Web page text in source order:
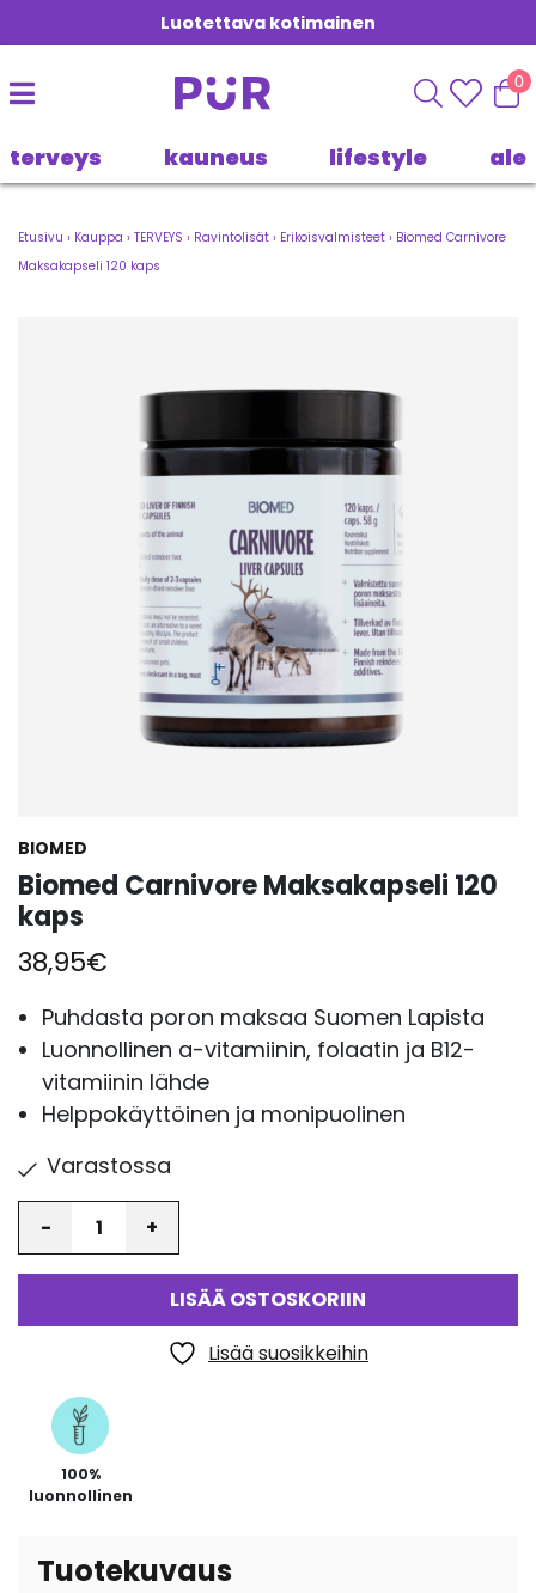
Luotettava kotimainen
0
terveys kauneus lifestyle ale
Etusivu › Kauppa › TERVEYS › Ravintolisät › Erikoisvalmisteet › Biomed Carnivore
Maksakapseli 120 kaps
BIOMED
Biomed Carnivore Maksakapseli 120
kaps
38,95€
Puhdasta poron maksaa Suomen Lapista
Luonnollinen a-vitamiinin, folaatin ja B12-
vitamiinin lähde
Helppokäyttöinen ja monipuolinen
Varastossa
LISÄÄ OSTOSKORIIN
Lisää suosikkeihin
100%
luonnollinen
Tuotekuvaus